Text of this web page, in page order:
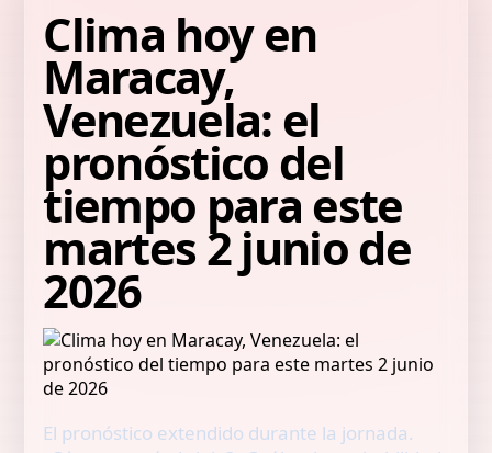
Clima hoy en
Maracay,
Venezuela: el
pronóstico del
tiempo para este
martes 2 junio de
2026
El pronóstico extendido durante la jornada.